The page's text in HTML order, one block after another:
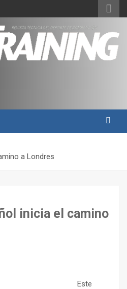
del deporte
a Londres
inicia el camino
Este